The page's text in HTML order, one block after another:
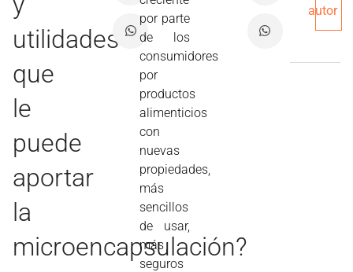
utilidades
que
le
puede
aportar
la
microencapsulación?
por parte
de los
consumidores
por
productos
alimenticios
con
nuevas
propiedades,
más
sencillos
de usar,
más
seguros
autor